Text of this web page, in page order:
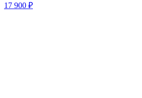
17 900 ₽